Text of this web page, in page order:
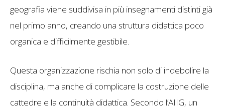
geografia viene suddivisa in più insegnamenti distinti già
nel primo anno, creando una struttura didattica poco
organica e difficilmente gestibile.
Questa organizzazione rischia non solo di indebolire la
disciplina, ma anche di complicare la costruzione delle
cattedre e la continuità didattica. Secondo l’AIIG, un